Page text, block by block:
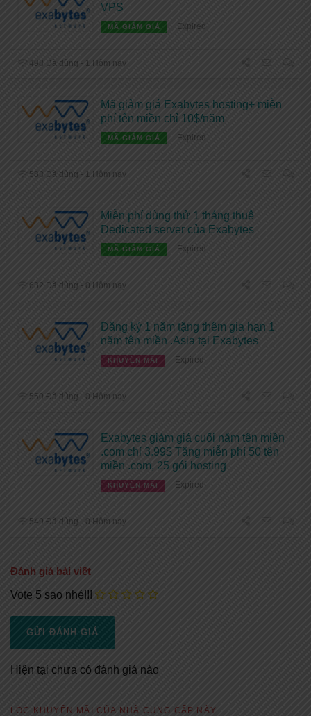
VPS
MÃ GIẢM GIÁ Expired
498 Đã dùng - 1 Hôm nay
Mã giảm giá Exabytes hosting+ miễn
phí tên miền chỉ 10$/năm
MÃ GIẢM GIÁ Expired
583 Đã dùng - 1 Hôm nay
Miễn phí dùng thử 1 tháng thuê
Dedicated server của Exabytes
MÃ GIẢM GIÁ Expired
632 Đã dùng - 0 Hôm nay
Đăng ký 1 năm tặng thêm gia hạn 1
năm tên miền .Asia tại Exabytes
KHUYẾN MÃI Expired
550 Đã dùng - 0 Hôm nay
Exabytes giảm giá cuối năm tên miền
.com chỉ 3.99$ Tặng miễn phí 50 tên
miền .com, 25 gói hosting
KHUYẾN MÃI Expired
549 Đã dùng - 0 Hôm nay
Đánh giá bài viết
Vote 5 sao nhé!!!
Hiện tại chưa có đánh giá nào
LỌC KHUYẾN MÃI CỦA NHÀ CUNG CẤP NÀY